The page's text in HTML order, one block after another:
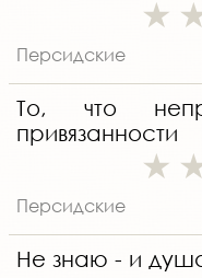
Персидские
То, что
привязанности
Персидские
Не знаю - и